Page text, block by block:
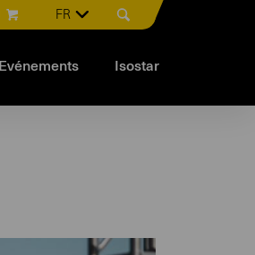
FR
Evénements Isostar